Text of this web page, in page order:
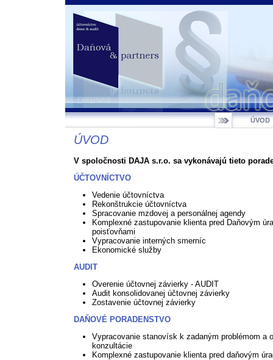
ÚVOD
ÚVOD
V spoločnosti DAJA s.r.o. sa vykonávajú tieto
ÚČTOVNÍCTVO
Vedenie účtovníctva
Rekonštrukcie účtovníctva
Spracovanie mzdovej a personálnej agendy
Komplexné zastupovanie klienta pred Daňovým
poisťovňami
Vypracovanie interných smerníc
Ekonomické služby
AUDIT
Overenie účtovnej závierky - AUDIT
Audit konsolidovanej účtovnej závierky
Zostavenie účtovnej závierky
DAŇOVÉ PORADENSTVO
Vypracovanie stanovísk k zadaným problémom a
konzultácie
Komplexné zastupovanie klienta pred daňovým